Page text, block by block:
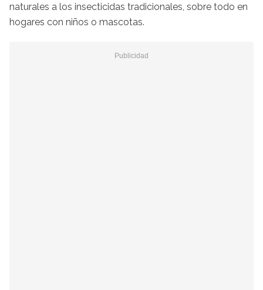
naturales a los insecticidas tradicionales, sobre todo en
hogares con niños o mascotas.